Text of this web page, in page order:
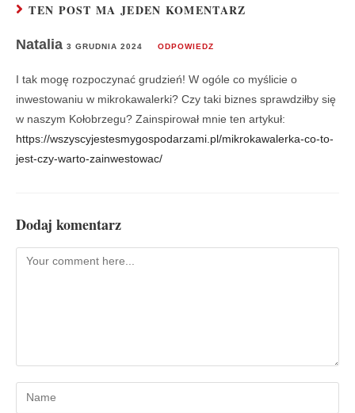
TEN POST MA JEDEN KOMENTARZ
Natalia 3 GRUDNIA 2024 ODPOWIEDZ
I tak mogę rozpoczynać grudzień! W ogóle co myślicie o
inwestowaniu w mikrokawalerki? Czy taki biznes sprawdziłby się
w naszym Kołobrzegu? Zainspirował mnie ten artykuł:
https://wszyscyjestesmygospodarzami.pl/mikrokawalerka-co-to-
jest-czy-warto-zainwestowac/
Dodaj komentarz